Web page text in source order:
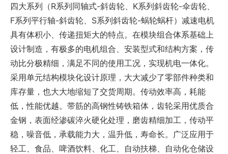
四大系列（R系列同轴式-斜齿轮、K系列斜齿轮-伞齿轮、
F系列平行轴-斜齿轮、S系列斜齿轮-蜗轮蜗杆）减速电机
具有体积小、传递扭矩大的特点。在模块组合体系基础上
设计制造，有极多的电机组合、安装型式和结构方案，传
动比分极精细，满足不同的使用工况，实现机电一体化。
采用单元结构模块化设计原理，大大减少了零部件种类和
库存量，也大大地缩短了交货周期。传动效率高，耗能
低，性能优越。带筋的高钢性铸铁箱体，齿轮采用优质合
金钢，表面经渗碳淬火硬化处理，磨齿精细加工，传动平
稳，噪音低，承载能力大，温升低，寿命长。广泛应用于
轻工、食品、啤酒饮料、化工、自动扶梯、自动化仓储设